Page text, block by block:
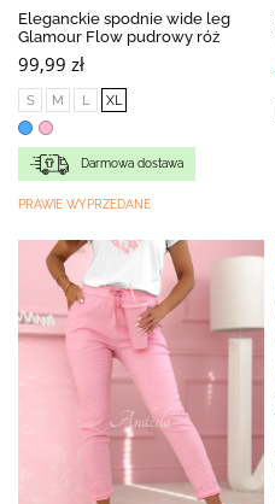
Eleganckie spodnie wide leg
Glamour Flow pudrowy róż
99,99 zł
S M L XL
Darmowa dostawa
PRAWIE WYPRZEDANE